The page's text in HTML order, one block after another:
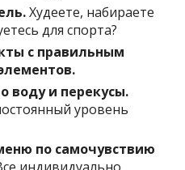
Худеете, набираете
для спорта?
с правильным
воду и перекусы.
уровень
по самочувствию